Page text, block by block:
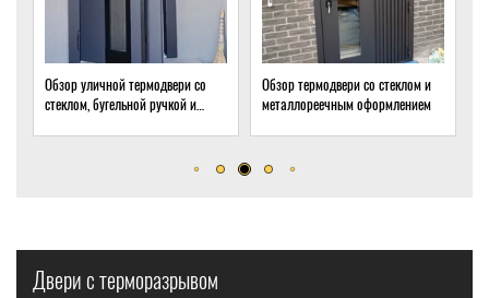
Обзор термодвери со стеклом и
металлореечным оформлением
Обзор термодвери с ковкой и
стеклом для подвала частного
Двери с терморазрывом